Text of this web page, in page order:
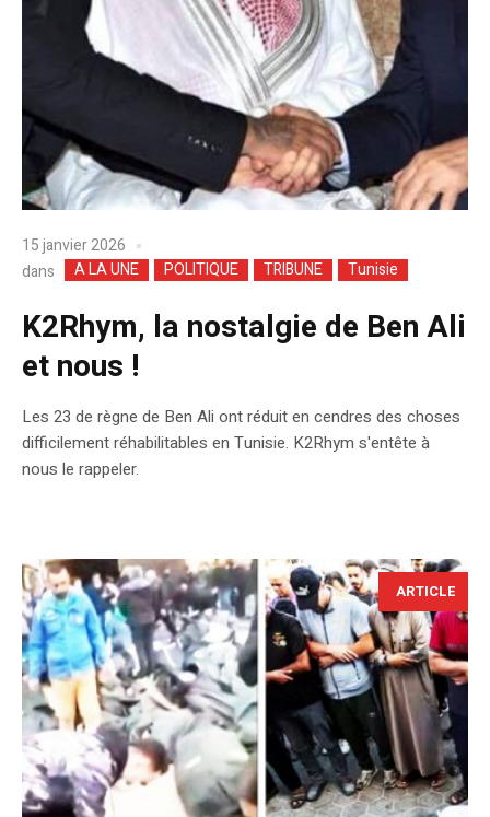
15 janvier 2026
dans
A LA UNE POLITIQUE TRIBUNE Tunisie
K2Rhym, la nostalgie de Ben Ali
et nous !
Les 23 de règne de Ben Ali ont réduit en cendres des choses
difficilement réhabilitables en Tunisie. K2Rhym s'entête à
nous le rappeler.
ARTICLE